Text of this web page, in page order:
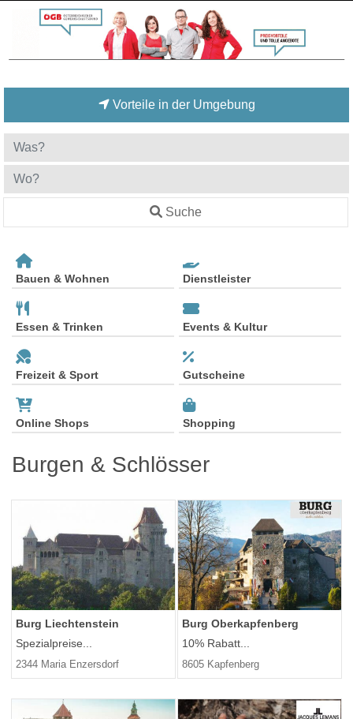
Vorteile in der Umgebung
Suche
Bauen & Wohnen Dienstleister
Essen & Trinken Events & Kultur
Freizeit & Sport Gutscheine
Online Shops Shopping
Burgen & Schlösser
Burg Liechtenstein
Spezialpreise...
2344 Maria Enzersdorf
Burg Oberkapfenberg
10% Rabatt...
8605 Kapfenberg